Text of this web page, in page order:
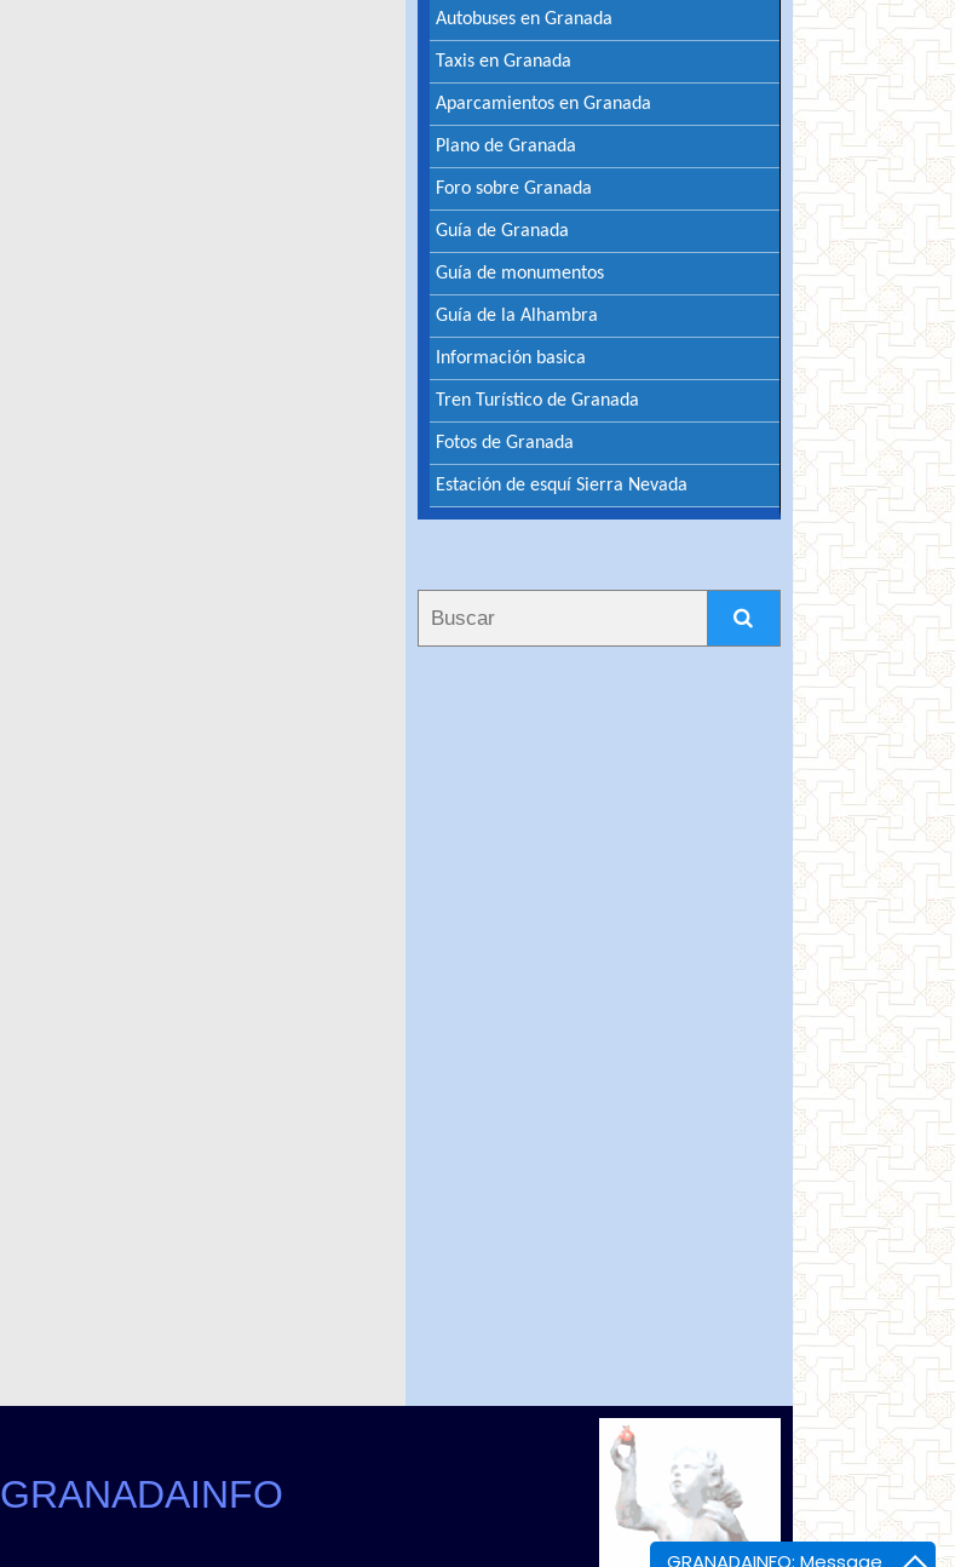
GRANADAINFO: Message
Autobuses en Granada
Taxis en Granada
Aparcamientos en Granada
Plano de Granada
Foro sobre Granada
Guía de Granada
Guía de monumentos
Guía de la Alhambra
Información basica
Tren Turístico de Granada
Fotos de Granada
Estación de esquí Sierra Nevada
GRANADAINFO